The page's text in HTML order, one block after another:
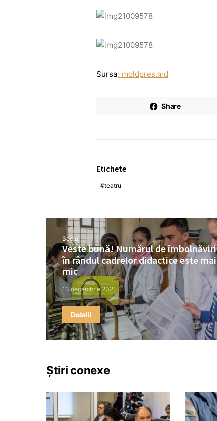
Sursa: moldpres.md
Share
Etichete
teatru
Social
Veste bună! Numărul de îmbolnăviri
în rândul cadrelor didactice este mai
mic
13 decembrie 2021
Detalii
Știri conexe